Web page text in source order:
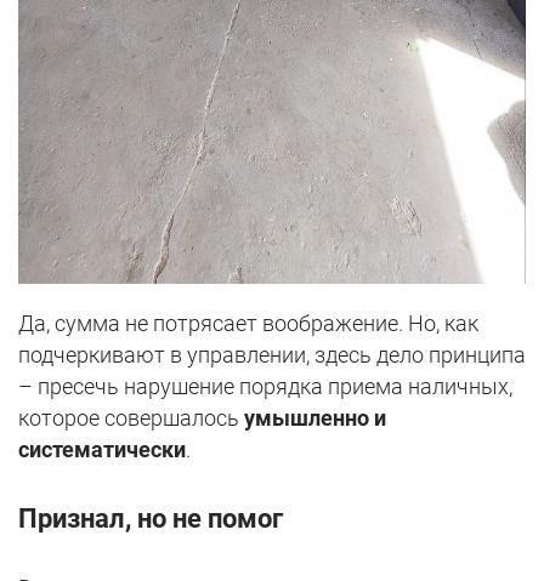
Да, сумма не потрясает воображение. Но, как
подчеркивают в управлении, здесь дело принципа
– пресечь нарушение порядка приема наличных,
которое совершалось умышленно и
систематически.
Признал, но не помог